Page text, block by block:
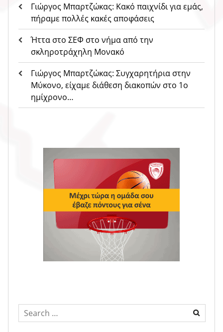
Γιώργος Μπαρτζώκας: Κακό παιχνίδι για εμάς,
πήραμε πολλές κακές αποφάσεις
Ήττα στο ΣΕΦ στο νήμα από την
σκληροτράχηλη Μονακό
Γιώργος Μπαρτζώκας: Συγχαρητήρια στην
Μύκονο, είχαμε διάθεση διακοπών στο 1ο
ημίχρονο…
Search
for: